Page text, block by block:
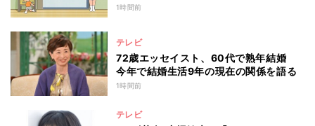
1時間前
テレビ
72歳エッセイスト、60代で熟年結婚
今年で結婚生活9年の現在の関係を語る
1時間前
テレビ